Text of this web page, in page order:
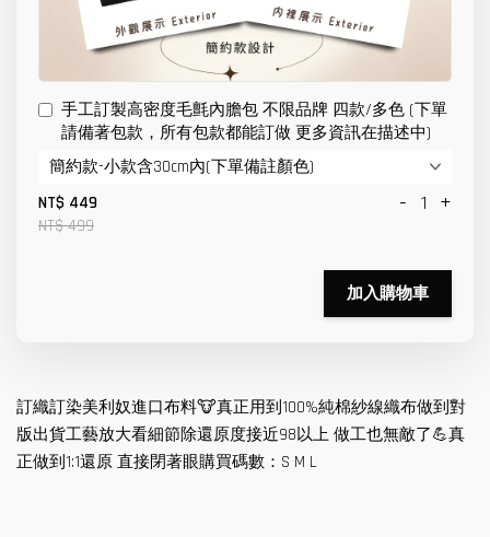
手工訂製高密度毛氈內膽包 不限品牌 四款/多色 (下單
請備著包款，所有包款都能訂做 更多資訊在描述中)
NT$ 449
NT$ 499
- +
加入購物車
訂織訂染美利奴進口布料🐮真正用到100%純棉紗線織布做到對
版出貨工藝放大看細節除還原度接近98以上 做工也無敵了💪真
正做到1:1還原 直接閉著眼購買碼數：S M L